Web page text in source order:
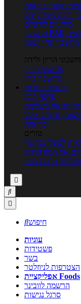
תזונה ובריאות
דופק מטרה יחס
מותניים לירכיים
מחשבון BMI
מחשבון אחוז שומן
הריון ולידה
מחשבון הריון
מחשבון ביוץ
כתבות כתבות
ערוצי תוכן
רפואה משלימה
חדשות אוכל
ובריאות
טורים
לבשל כמו שף
את הגוף הרזיה
גורמה ביתי



חיפוש
עוגיות
פשטידות
בשר
הצטרפות לניוזלטר
אפליקציית Foods
הרשמה לוובינר
סרגל נגישות